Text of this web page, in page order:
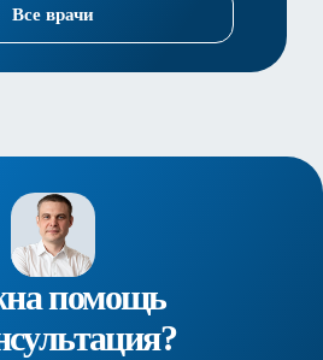
Все врачи
помощь